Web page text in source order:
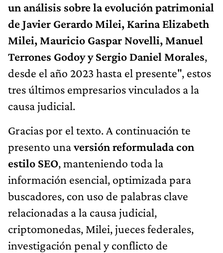
un análisis sobre la evolución patrimonial
de Javier Gerardo Milei, Karina Elizabeth
Milei, Mauricio Gaspar Novelli, Manuel
Terrones Godoy y Sergio Daniel Morales,
desde el año 2023 hasta el presente", estos
tres últimos empresarios vinculados a la
causa judicial.
Gracias por el texto. A continuación te
presento unaversión reformulada con
estilo SEO, manteniendo toda la
información esencial, optimizada para
buscadores, con uso de palabras clave
relacionadas a la causa judicial,
criptomonedas, Milei, jueces federales,
investigación penal y conflicto de